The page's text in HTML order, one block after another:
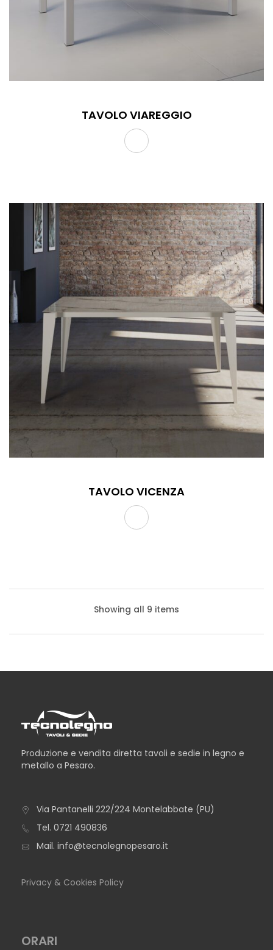
TAVOLO VIAREGGIO
TAVOLO VICENZA
TAVOLO AREZZO
Showing all 9 items
Produzione e vendita diretta tavoli e sedie in legno e
metallo a Pesaro.
Via Pantanelli 222/224 Montelabbate (PU)
Tel. 0721 490836
Mail. info@tecnolegnopesaro.it
Privacy & Cookies Policy
ORARI